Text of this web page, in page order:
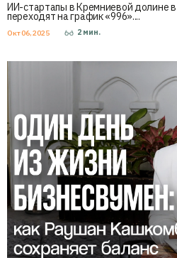
ИИ-стартапы в Кремниевой долине
переходят на график «996»....
Окт 06, 2025 2 мин.